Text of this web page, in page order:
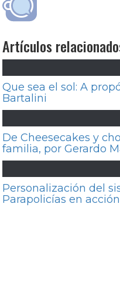
Artículos
Que sea el sol: A
Bartalini
De Cheesecakes y
familia, por Gerardo
Personalización del
Parapolicías en